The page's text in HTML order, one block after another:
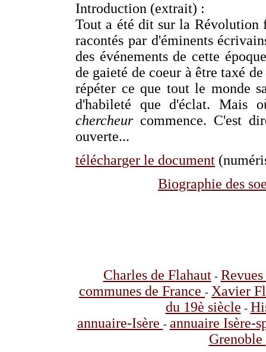
Introduction (extrait) :
Tout a été dit sur la Révolution
racontés par d'éminents
des événements de cette
de gaieté de coeur à être taxé
répéter ce que tout le monde
d'habileté que d'éclat.
chercheurcommence. C'est
ouverte...
télécharger le document
Biographie des
Charles de Flahaut-
communes de France - Xavier
du 19è siècle -
annuaire-Isère - annuaire Isère-
Grenoble